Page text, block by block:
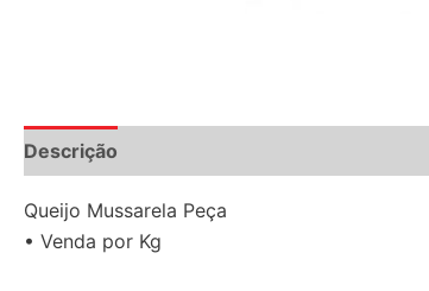
Descrição
Queijo Mussarela Peça
• Venda por Kg